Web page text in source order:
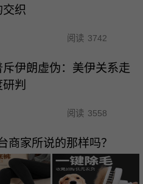
交织
阅读 3742
斥伊朗虚伪：美伊关系走
判
阅读 3558
商家所说的那样吗？